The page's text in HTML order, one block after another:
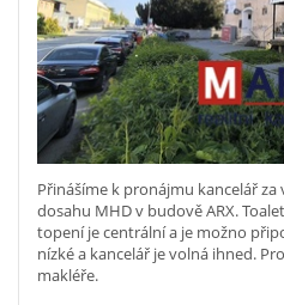
Přinášíme k pronájmu kancelář
dosahu MHD v budově ARX.
topení je centrální a je možno
nízké a kancelář je volná ihned.
makléře.